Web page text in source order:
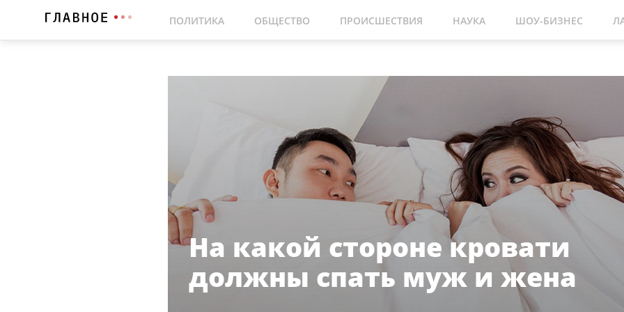
ПОЛИТИКА ОБЩЕСТВО ПРОИСШЕСТВИЯ НАУКА ШОУ-БИЗНЕС
На какой стороне кровати
должны спать муж и жена